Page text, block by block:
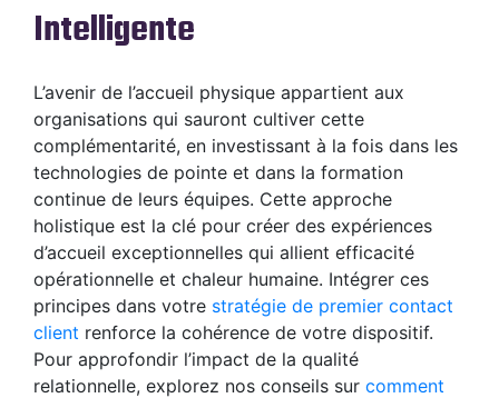
Intelligente
L’avenir de l’accueil physique appartient aux
organisations qui sauront cultiver cette
complémentarité, en investissant à la fois dans les
technologies de pointe et dans la formation
continue de leurs équipes. Cette approche
holistique est la clé pour créer des expériences
d’accueil exceptionnelles qui allient efficacité
opérationnelle et chaleur humaine. Intégrer ces
principes dans votre stratégie de premier contact
client renforce la cohérence de votre dispositif.
Pour approfondir l’impact de la qualité
relationnelle, explorez nos conseils sur comment